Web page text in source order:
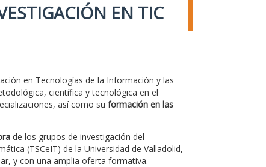
EN TIC
en Tecnologías de la Información y las
científica y tecnológica en el
así como su formación en las
de los grupos de investigación del
(TSCeIT) de la Universidad de Valladolid,
y con una amplia oferta formativa.